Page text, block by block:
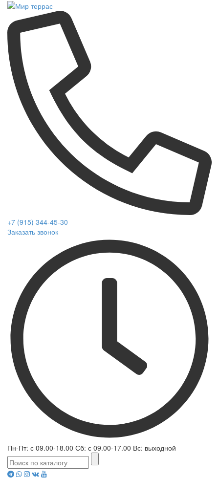
+7 (915) 344-45-30
Заказать звонок
Пн-Пт: с 09.00-18.00 Сб: с 09.00-17.00 Вс: выходной